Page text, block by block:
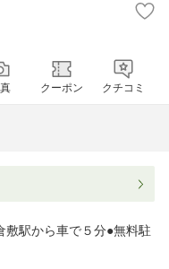
クーポン クチコミ
敷駅から車で５分●無料駐